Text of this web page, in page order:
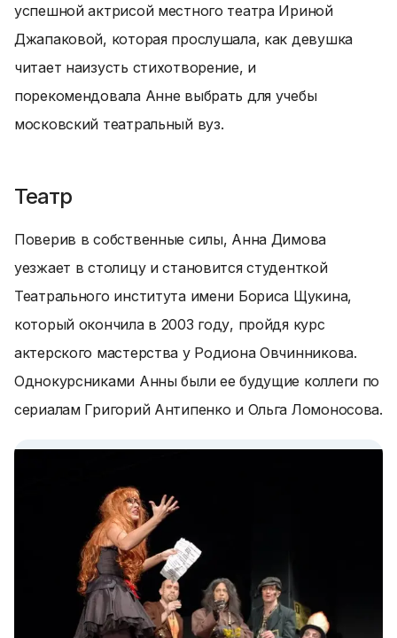
успешной актрисой местного театра Ириной
Джапаковой, которая прослушала, как девушка
читает наизусть стихотворение, и
порекомендовала Анне выбрать для учебы
московский театральный вуз.
Театр
Поверив в собственные силы, Анна Димова
уезжает в столицу и становится студенткой
Театрального института имени Бориса Щукина,
который окончила в 2003 году, пройдя курс
актерского мастерства у Родиона Овчинникова.
Однокурсниками Анны были ее будущие коллеги по
сериалам Григорий Антипенко и Ольга Ломоносова.